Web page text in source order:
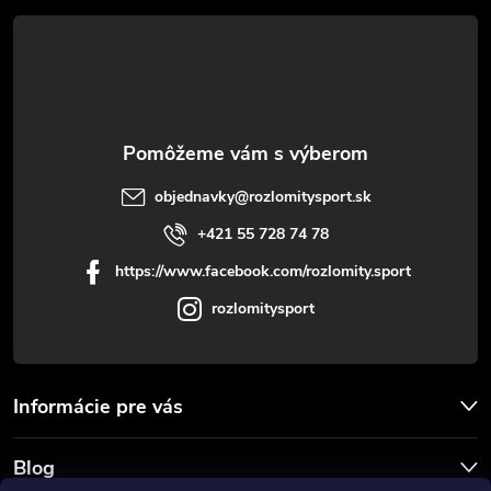
i
s
u
t
objednavky@rozlomitysport.sk
+421 55 728 74 78
https://www.facebook.com/rozlomity.sport
rozlomitysport
Informácie pre vás
Blog